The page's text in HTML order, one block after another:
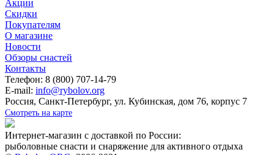
Акции
Скидки
Покупателям
О магазине
Новости
Обзоры снастей
Контакты
Телефон: 8 (800) 707-14-79
E-mail: info@rybolov.org
Россия, Санкт-Петербург, ул. Кубинская, дом 76, корпус 7
Смотреть на карте
Интернет-магазин с доставкой по России:
рыболовные снасти и снаряжение для активного отдыха